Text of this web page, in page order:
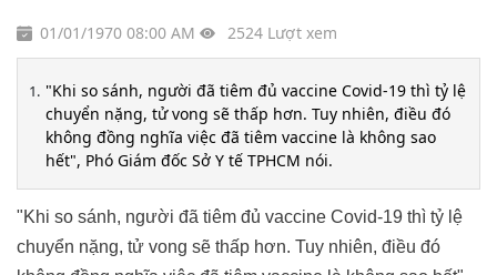
01/01/1970 08:00 AM 2524 Lượt xem
"Khi so sánh, người đã tiêm đủ vaccine Covid-19 thì tỷ lệ
chuyển nặng, tử vong sẽ thấp hơn. Tuy nhiên, điều đó
không đồng nghĩa việc đã tiêm vaccine là không sao
hết", Phó Giám đốc Sở Y tế TPHCM nói.
"Khi so sánh, người đã tiêm đủ vaccine Covid-19 thì tỷ lệ
chuyển nặng, tử vong sẽ thấp hơn. Tuy nhiên, điều đó